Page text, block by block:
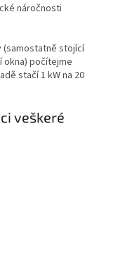
náročnosti
(samostatně stojící
okna) počítejme
stačí 1 kW na 20
veškeré